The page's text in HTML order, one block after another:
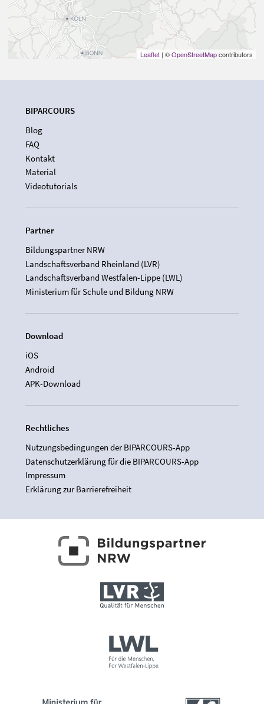
Leaflet | ©OpenStreetMapcontributors
BIPARCOURS
Blog
FAQ
Kontakt
Material
Videotutorials
Partner
Bildungspartner NRW
Landschaftsverband Rheinland (LVR)
Landschaftsverband Westfalen-Lippe (LWL)
Ministerium für Schule und Bildung NRW
Download
iOS
Android
APK-Download
Rechtliches
Nutzungsbedingungen der BIPARCOURS-App
Datenschutzerklärung für die BIPARCOURS-App
Impressum
Erklärung zur Barrierefreiheit